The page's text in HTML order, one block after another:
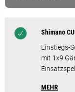
Shimano
Einstiegs-
mit 1x9
MEHR